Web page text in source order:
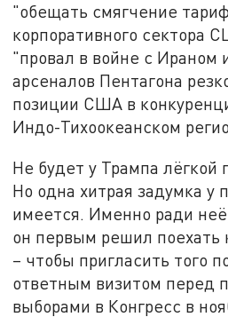
"обещать смягчение
корпоративного сектора
"провал в войне с Ираном
арсеналов Пентагона
позиции США в
Индо-Тихоокеанском
Не будет у Трампа лёгкой
Но одна хитрая задумка у
имеется. Именно ради
он первым решил
– чтобы пригласить того
ответным визитом перед
выборами в Конгресс в